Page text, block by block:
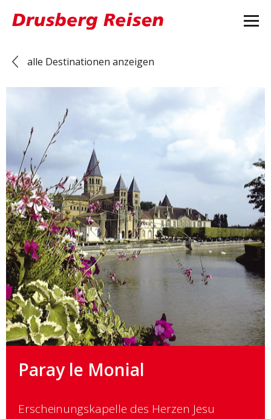
alle Destinationen anzeigen
Paray le Monial
Erscheinungskapelle des Herzen Jesu